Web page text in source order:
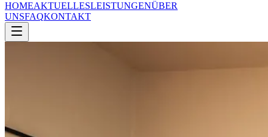
HOMEAKTUELLESLEISTUNGENÜBER
UNSFAQKONTAKT